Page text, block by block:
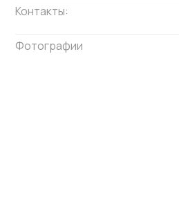
Контакты:
Фотографии